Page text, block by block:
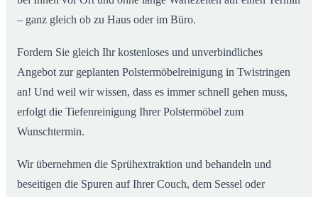
– ganz gleich ob zu Haus oder im Büro.
Fordern Sie gleich Ihr kostenloses und unverbindliches
Angebot zur geplanten Polstermöbelreinigung in Twistringen
an! Und weil wir wissen, dass es immer schnell gehen muss,
erfolgt die Tiefenreinigung Ihrer Polstermöbel zum
Wunschtermin.
Wir übernehmen die Sprühextraktion und behandeln und
beseitigen die Spuren auf Ihrer Couch, dem Sessel oder